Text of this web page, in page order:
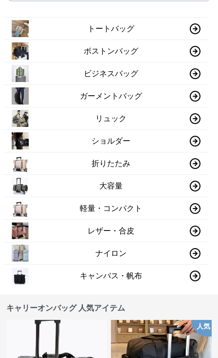
トートバッグ
ボストンバッグ
ビジネスバッグ
ガーメントバッグ
リュック
ショルダー
折りたたみ
大容量
軽量・コンパクト
レザー・合皮
ナイロン
キャンバス・帆布
キャリーオンバッグ 人気アイテム
人気